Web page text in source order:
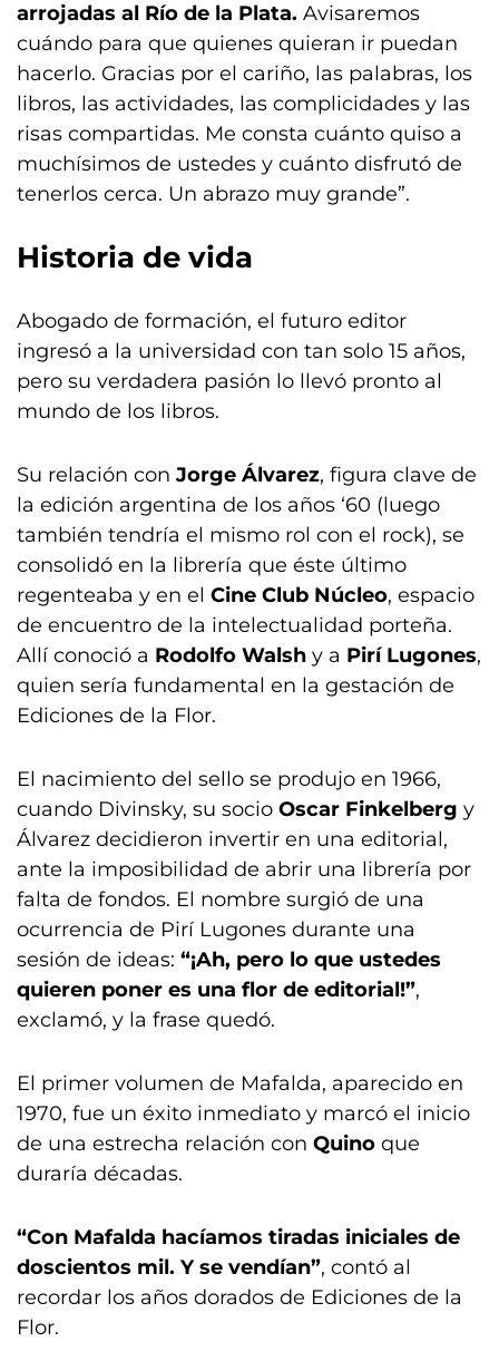
arrojadas al Río de la Plata. Avisaremos
cuándo para que quienes quieran ir puedan
hacerlo. Gracias por el cariño, las palabras, los
libros, las actividades, las complicidades y las
risas compartidas. Me consta cuánto quiso a
muchísimos de ustedes y cuánto disfrutó de
tenerlos cerca. Un abrazo muy grande”.
Historia de vida
Abogado de formación, el futuro editor
ingresó a la universidad con tan solo 15 años,
pero su verdadera pasión lo llevó pronto al
mundo de los libros.
Su relación con Jorge Álvarez, figura clave de
la edición argentina de los años ‘60 (luego
también tendría el mismo rol con el rock), se
consolidó en la librería que éste último
regenteaba y en el Cine Club Núcleo, espacio
de encuentro de la intelectualidad porteña.
Allí conoció a Rodolfo Walsh y a Pirí Lugones,
quien sería fundamental en la gestación de
Ediciones de la Flor.
El nacimiento del sello se produjo en 1966,
cuando Divinsky, su socio Oscar Finkelberg y
Álvarez decidieron invertir en una editorial,
ante la imposibilidad de abrir una librería por
falta de fondos. El nombre surgió de una
ocurrencia de Pirí Lugones durante una
sesión de ideas: “¡Ah, pero lo que ustedes
quieren poner es una flor de editorial!”,
exclamó, y la frase quedó.
El primer volumen de Mafalda, aparecido en
1970, fue un éxito inmediato y marcó el inicio
de una estrecha relación con Quino que
duraría décadas.
“Con Mafalda hacíamos tiradas iniciales de
doscientos mil. Y se vendían”, contó al
recordar los años dorados de Ediciones de la
Flor.